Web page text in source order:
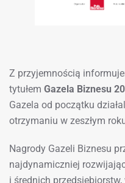
Z przyjemnością
tytułem Gazela Biznesu
Gazela od początku
otrzymaniu w zeszłym
Nagrody Gazeli Biznesu
najdynamiczniej
i średnich